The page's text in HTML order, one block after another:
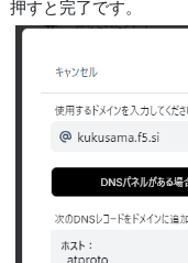
押すと完了です。